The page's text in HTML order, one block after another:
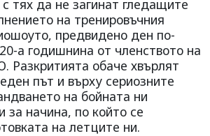
тях да не загинат гледащите
на тренировъчния
предвидено ден по-
а годишнина от членството на
Разкритията обаче хвърлят
път и върху сериозните
на бойната ни
за начина, по който се
на летците ни.